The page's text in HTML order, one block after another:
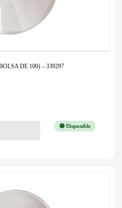
DE 100) – 339297
🟢 Disponible